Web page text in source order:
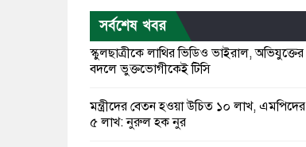
সর্বশেষ খবর
স্কুলছাত্রীকে লাথির ভিডিও ভাইরাল, অভিযুক্তের
বদলে ভুক্তভোগীকেই টিসি
মন্ত্রীদের বেতন হওয়া উচিত ১০ লাখ, এমপিদের
৫ লাখ: নুরুল হক নুর